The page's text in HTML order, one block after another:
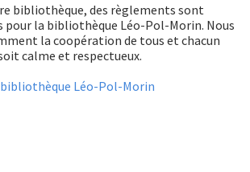
bibliothèque, des règlements sont
la bibliothèque Léo-Pol-Morin. Nous
la coopération de tous et chacun
calme et respectueux.
Léo-Pol-Morin